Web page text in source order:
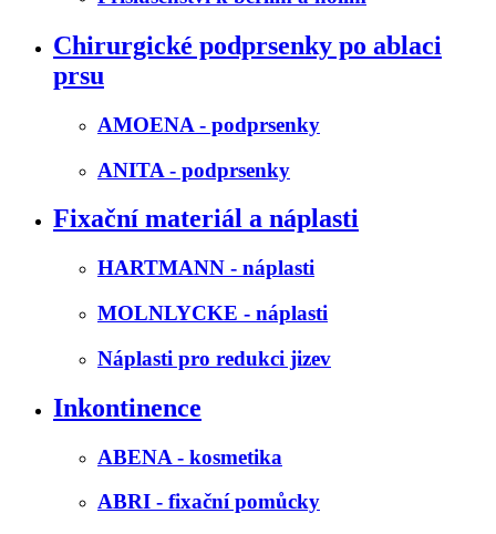
Chirurgické podprsenky po ablaci
prsu
AMOENA - podprsenky
ANITA - podprsenky
Fixační materiál a náplasti
HARTMANN - náplasti
MOLNLYCKE - náplasti
Náplasti pro redukci jizev
Inkontinence
ABENA - kosmetika
ABRI - fixační pomůcky